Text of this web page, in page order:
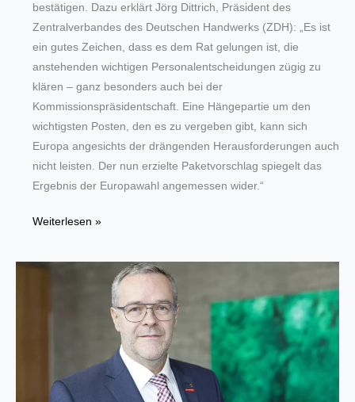
bestätigen. Dazu erklärt Jörg Dittrich, Präsident des
Zentralverbandes des Deutschen Handwerks (ZDH): „Es ist
ein gutes Zeichen, dass es dem Rat gelungen ist, die
anstehenden wichtigen Personalentscheidungen zügig zu
klären – ganz besonders auch bei der
Kommissionspräsidentschaft. Eine Hängepartie um den
wichtigsten Posten, den es zu vergeben gibt, kann sich
Europa angesichts der drängenden Herausforderungen auch
nicht leisten. Der nun erzielte Paketvorschlag spiegelt das
Ergebnis der Europawahl angemessen wider.“
„Neue
Kommission
wettbewerbsfähiger
Weiterlesen »